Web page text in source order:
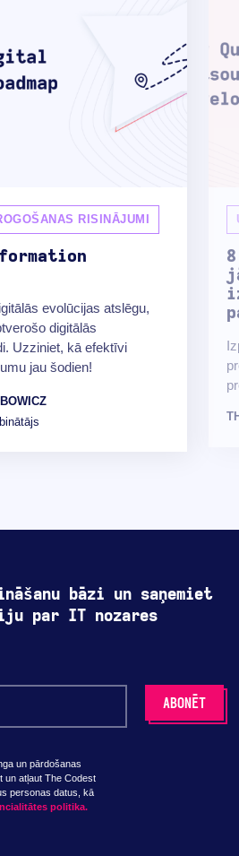
RISINĀJUMI
evolūcijas atslēgu,
digitālās
Uzziniet, kā efektīvi
jau šodien!
bāzi un saņemiet
par IT nozares
un pārdošanas
un atļaut The Codest
personas datus, kā
politika.